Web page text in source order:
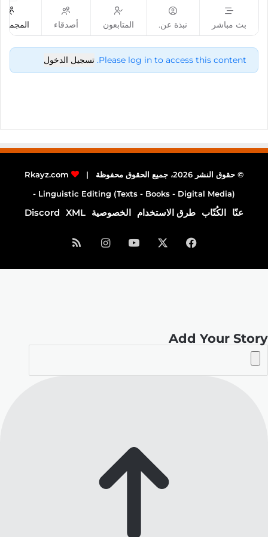
بث مباشر نبذة عن. المتابعون أصدقاء
Please log in to access this content. تسجيل الدخول
© حقوق النشر 2026، جميع الحقوق محفوظة |
Rkayz.com
Linguistic Editing (Texts - Books - Digital Media) -
عنّا الكُتّاب طرق الاستخدام الخصوصية XML
Discord
فيسبوك ‫YouTubeانستقرامملخص
الموقع
Add Your Story